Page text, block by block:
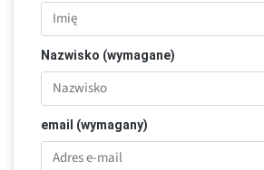
Nazwisko (wymagane)
email (wymagany)